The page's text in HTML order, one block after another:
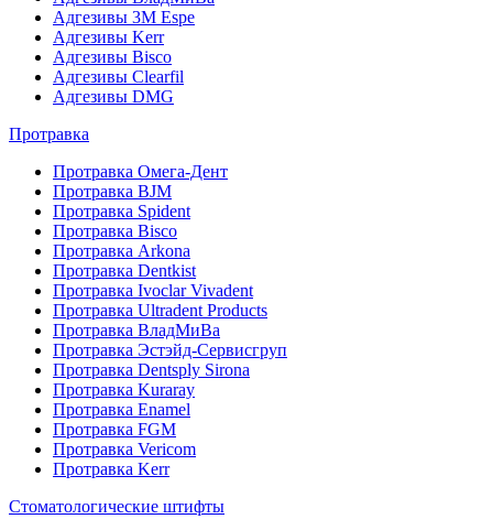
Адгезивы 3M Espe
Адгезивы Kerr
Адгезивы Bisco
Адгезивы Clearfil
Адгезивы DMG
Протравка
Протравка Омега-Дент
Протравка BJM
Протравка Spident
Протравка Bisco
Протравка Arkona
Протравка Dentkist
Протравка Ivoclar Vivadent
Протравка Ultradent Products
Протравка ВладМиВа
Протравка Эстэйд-Сервисгруп
Протравка Dentsply Sirona
Протравка Kuraray
Протравка Enamel
Протравка FGM
Протравка Vericom
Протравка Kerr
Стоматологические штифты